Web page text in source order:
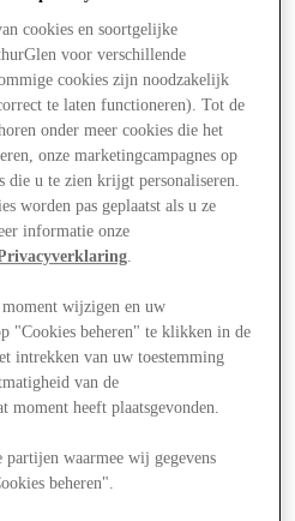
cookies en soortgelijke
voor verschillende
cookies zijn noodzakelijk
te laten functioneren). Tot de
onder meer cookies die het
onze marketingcampagnes op
die u te zien krijgt personaliseren.
worden pas geplaatst als u ze
informatie onze
.
wijzigen en uw
"Cookies beheren" te klikken in de
intrekken van uw toestemming
van de
moment heeft plaatsgevonden.
waarmee wij gegevens
beheren".